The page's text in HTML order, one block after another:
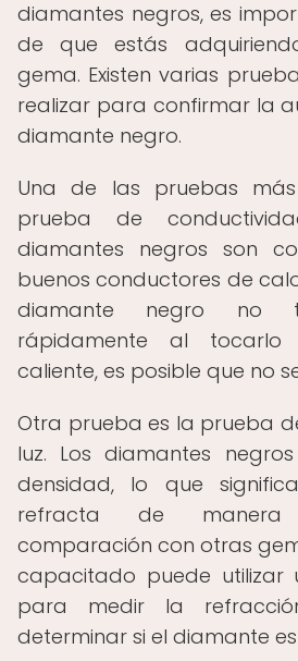
diamantes negros, es
de que estás
gema. Existen varias
realizar para confirmar la
diamante negro.
Una de las pruebas
prueba de
diamantes negros son
buenos conductores de
diamante negro no
rápidamente al
caliente, es posible que no
Otra prueba es la prueba
luz. Los diamantes
densidad, lo que
refracta de
comparación con otras
capacitado puede utilizar
para medir la
determinar si el diamante